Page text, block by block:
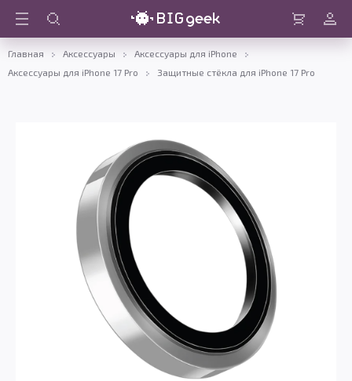
Войти
Главная Аксессуары
Аксессуары для iPhone
Аксессуары для iPhone 17 Pro
Защитные стёкла для iPhone 17 Pro